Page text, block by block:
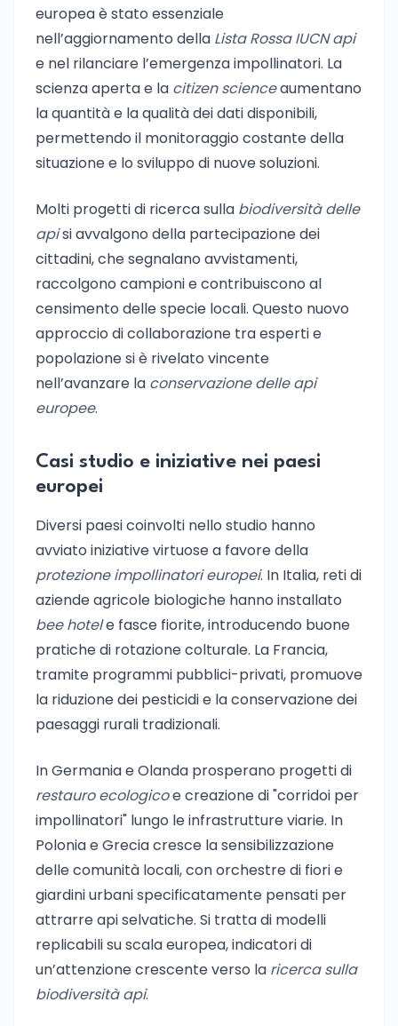
europea è stato essenziale
nell’aggiornamento della Lista Rossa IUCN api
e nel rilanciare l’emergenza impollinatori. La
scienza aperta e la citizen scienceaumentano
la quantità e la qualità dei dati disponibili,
permettendo il monitoraggio costante della
situazione e lo sviluppo di nuove soluzioni.
Molti progetti di ricerca sulla biodiversità delle
apisi avvalgono della partecipazione dei
cittadini, che segnalano avvistamenti,
raccolgono campioni e contribuiscono al
censimento delle specie locali. Questo nuovo
approccio di collaborazione tra esperti e
popolazione si è rivelato vincente
nell’avanzare la conservazione delle api
europee.
Casi studio e iniziative nei paesi
europei
Diversi paesi coinvolti nello studio hanno
avviato iniziative virtuose a favore della
protezione impollinatori europei. In Italia, reti di
aziende agricole biologiche hanno installato
bee hotele fasce fiorite, introducendo buone
pratiche di rotazione colturale. La Francia,
tramite programmi pubblici-privati, promuove
la riduzione dei pesticidi e la conservazione dei
paesaggi rurali tradizionali.
In Germania e Olanda prosperano progetti di
restauro ecologicoe creazione di "corridoi per
impollinatori" lungo le infrastrutture viarie. In
Polonia e Grecia cresce la sensibilizzazione
delle comunità locali, con orchestre di fiori e
giardini urbani specificatamente pensati per
attrarre api selvatiche. Si tratta di modelli
replicabili su scala europea, indicatori di
un’attenzione crescente verso la ricerca sulla
biodiversità api.